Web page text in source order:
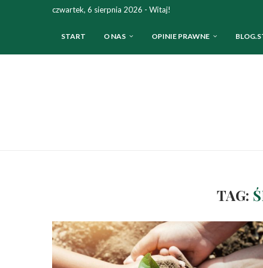
czwartek, 6 sierpnia 2026 - Witaj!
START O NAS OPINIE PRAWNE
TAG: